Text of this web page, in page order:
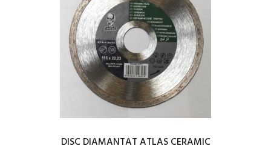
DISC DIAMANTAT ATLAS CERAMIC